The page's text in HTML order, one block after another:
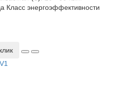
Класс энергоэффективности